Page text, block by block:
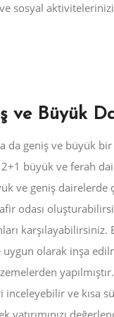
sosyal
ve Büyük
da geniş ve büyük
büyük ve ferah
ve geniş dairelerde
odası
karşılayabilirsiniz.
olarak inşa
ve kısa
yatırımınızı